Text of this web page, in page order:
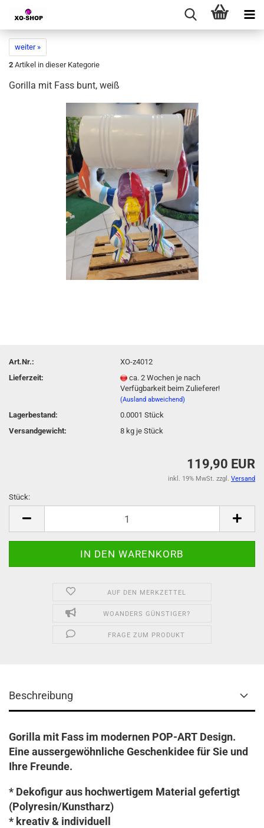
weiter »
2 Artikel in dieser Kategorie
Gorilla mit Fass bunt, weiß
Art.Nr.:
XO-z4012
Lieferzeit:
ca. 2 Wochen je nach
Verfügbarkeit beim Zulieferer!
(Ausland abweichend)
Lagerbestand: 0.0001Stück
Versandgewicht:
8 kg je Stück
119,90 EUR
inkl. 19% MwSt. zzgl. Versand
Stück:
AUF DEN MERKZETTEL
WOANDERS GÜNSTIGER?
FRAGE ZUM PRODUKT
Beschreibung
Gorilla mit Fass im modernen POP-ART Design.
Eine aussergewöhnliche Geschenkidee für Sie und
Ihre Freunde.
* Dekofigur aus hochwertigem Material gefertigt
(Polyresin/Kunstharz)
* kreativ & individuell